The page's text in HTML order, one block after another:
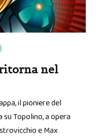
nel
il pioniere del
Topolino, a opera
e Max